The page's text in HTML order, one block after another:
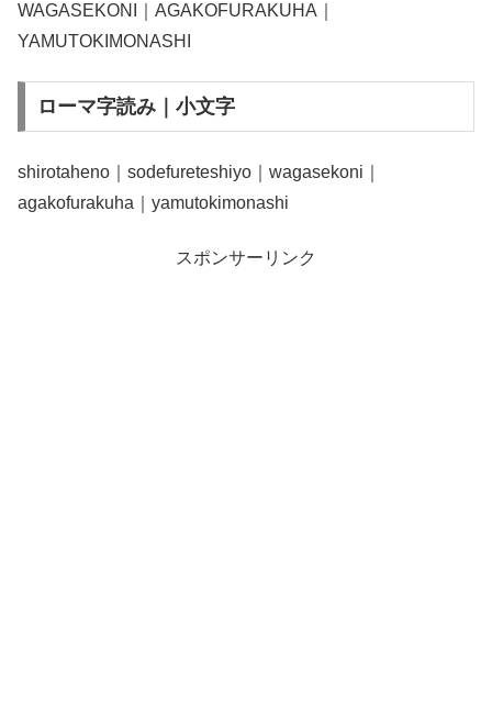
WAGASEKONI｜AGAKOFURAKUHA｜
YAMUTOKIMONASHI
ローマ字読み｜小文字
shirotaheno｜sodefureteshiyo｜wagasekoni｜
agakofurakuha｜yamutokimonashi
スポンサーリンク